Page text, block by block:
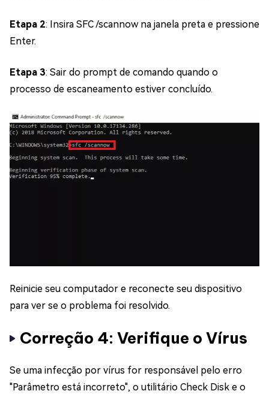
Etapa 2: Insira SFC /scannow na janela preta e pressione
Enter.
Etapa 3: Sair do prompt de comando quando o
processo de escaneamento estiver concluído.
Reinicie seu computador e reconecte seu dispositivo
para ver se o problema foi resolvido.
Correção 4: Verifique o Vírus
Se uma infecção por vírus for responsável pelo erro
"Parâmetro está incorreto", o utilitário Check Disk e o